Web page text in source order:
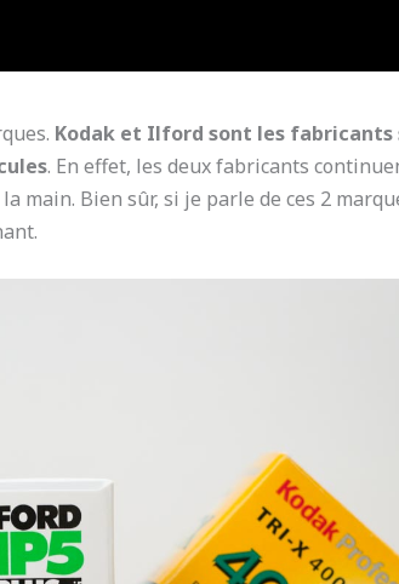
Kodak et Ilford sont les fabricants
. En effet, les deux fabricants
Bien sûr, si je parle de ces 2